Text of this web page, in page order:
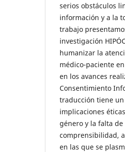
serios obstáculos
información y a la
trabajo
investigación
humanizar la
médico-paciente
en los avances
Consentimiento
traducción tiene
implicaciones
género y la falta
comprensibilidad,
en las que se